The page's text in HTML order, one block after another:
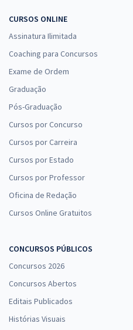
CURSOS ONLINE
Assinatura Ilimitada
Coaching para Concursos
Exame de Ordem
Graduação
Pós-Graduação
Cursos por Concurso
Cursos por Carreira
Cursos por Estado
Cursos por Professor
Oficina de Redação
Cursos Online Gratuitos
CONCURSOS PÚBLICOS
Concursos 2026
Concursos Abertos
Editais Publicados
Histórias Visuais